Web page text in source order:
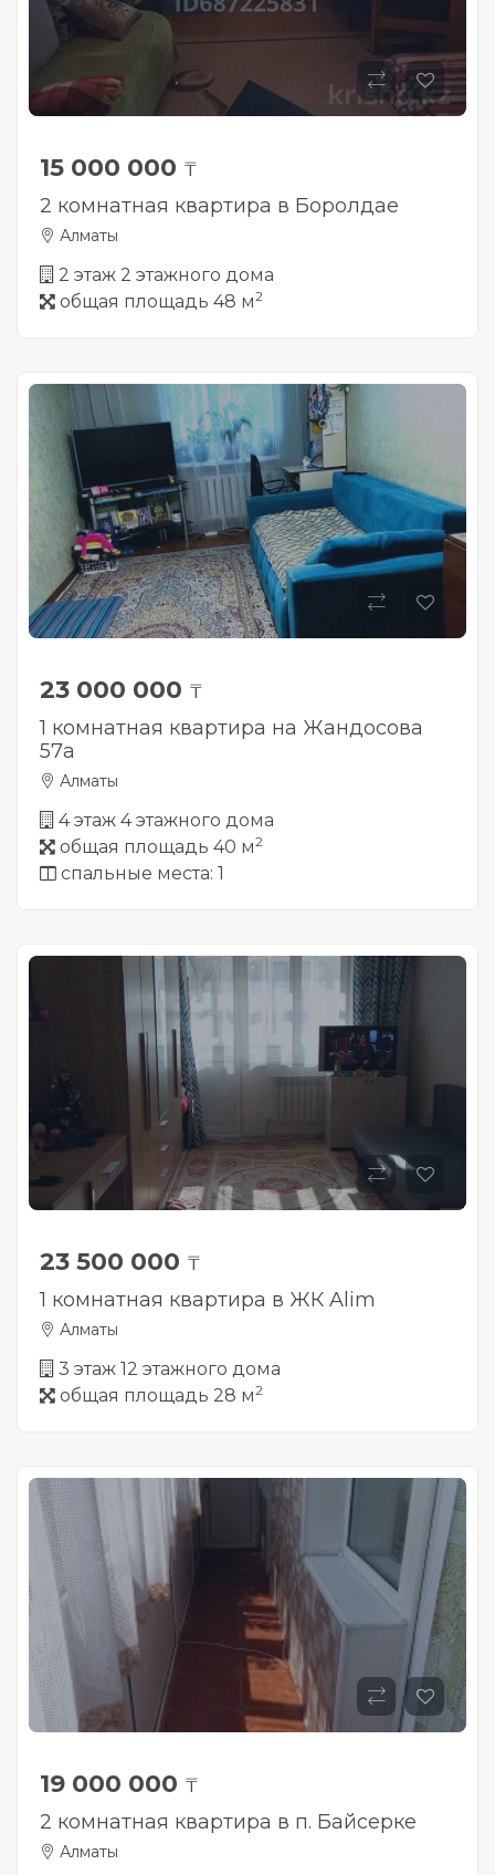
15 000 000 ₸
2 комнатная квартира в Боролдае
Алматы
2 этаж 2 этажного дома
общая площадь 48 м2
23 000 000 ₸
1 комнатная квартира на Жандосова
57а
Алматы
4 этаж 4 этажного дома
общая площадь 40 м2
спальные места: 1
23 500 000 ₸
1 комнатная квартира в ЖК Alim
Алматы
3 этаж 12 этажного дома
общая площадь 28 м2
19 000 000 ₸
2 комнатная квартира в п. Байсерке
Алматы